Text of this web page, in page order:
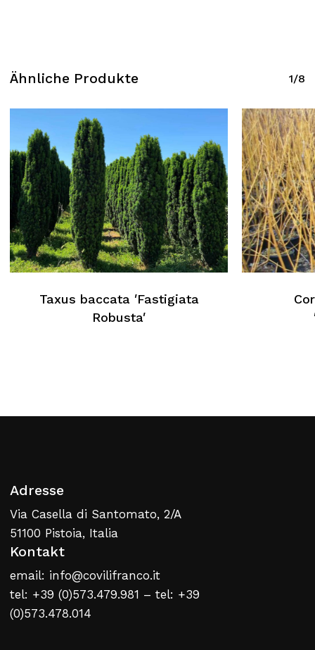
Kein Produkt im Warenkorb
Ähnliche Produkte 1/8
Taxus baccata ′Fastigiata
Robusta′
Adresse
Via Casella di Santomato, 2/A
51100 Pistoia, Italia
Kontakt
email: info@covilifranco.it
tel: +39 (0)573.479.981 – tel: +39
(0)573.478.014